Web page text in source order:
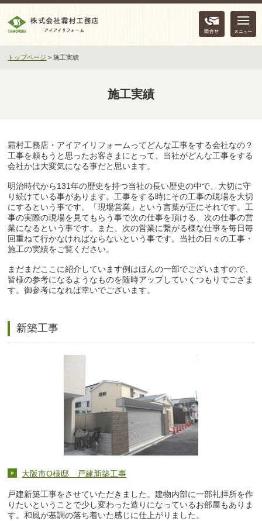
問合せ
トップページ >施工実績
施工実績
霜村工務店・アイアイリフォームってどんな工事をする会社なの？
工事を頼もうと思ったお客さまにとって、当社がどんな工事をする
会社かは大変気になる事だと思います。
明治時代から131年の歴史を持つ当社の長い歴史の中で、大切に守
り続けている事があります。工事をする時にその工事の現場を大切
にするという事です。「現場営業」という言葉が正にそれです。工
事の実際の現場を見てもらう事で次の仕事を頂ける、次の仕事の営
業になるという事です。また、次の営業に繋がる様な仕事を毎日毎
回重ねて行かなければならないという事です。当社の日々の工事・
施工の実績をご覧ください。
まだまだここに紹介しています例はほんの一部でございますので、
皆様の参考になるようなものを随時アップしていくつもりでござま
す。御参考になれば幸いでございます。
新築工事
大阪市O様邸 戸建新築工事
戸建新築工事をさせていただきました。建物内部に一部礼拝所を作
りたいということで少し変わった造りになっているお部屋もありま
す。和風が基調の落ち着いた感じに仕上がりました。